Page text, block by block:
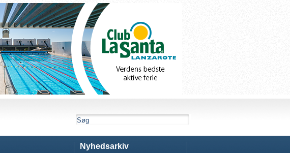
Nyhedsarkiv